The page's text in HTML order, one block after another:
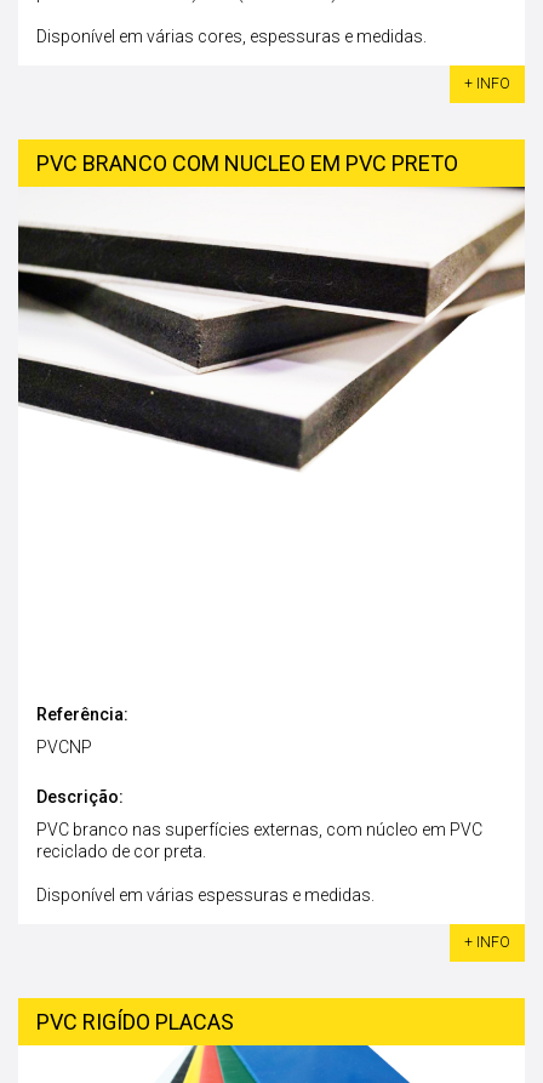
Disponível em várias cores, espessuras e medidas.
+ INFO
PVC BRANCO COM NUCLEO EM PVC PRETO
Referência:
PVCNP
Descrição:
PVC branco nas superfícies externas, com núcleo em PVC
reciclado de cor preta.
Disponível em várias espessuras e medidas.
+ INFO
PVC RIGÍDO PLACAS